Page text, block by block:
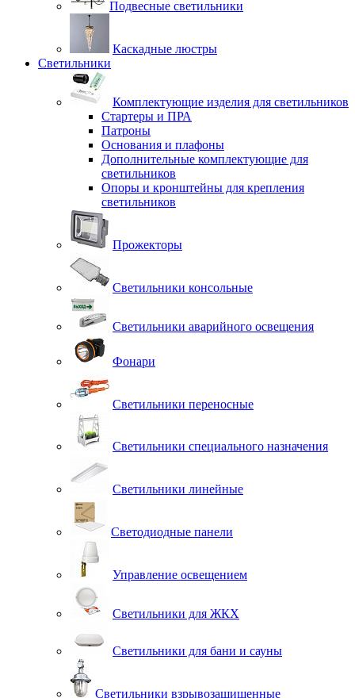
Подвесные светильники
Каскадные люстры
Светильники
Комплектующие изделия для светильников
Стартеры и ПРА
Патроны
Основания и плафоны
Дополнительные комплектующие для
светильников
Опоры и кронштейны для крепления
светильников
Прожекторы
Светильники консольные
Светильники аварийного освещения
Фонари
Светильники переносные
Светильники специального назначения
Светильники линейные
Светодиодные панели
Управление освещением
Светильники для ЖКХ
Светильники для бани и сауны
Светильники взрывозащищенные